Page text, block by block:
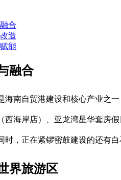
合
造
能
融合
海南自贸港建设和核心产业之
西海岸店）、亚龙湾星华套房
时，正在紧锣密鼓建设的还有
界旅游区